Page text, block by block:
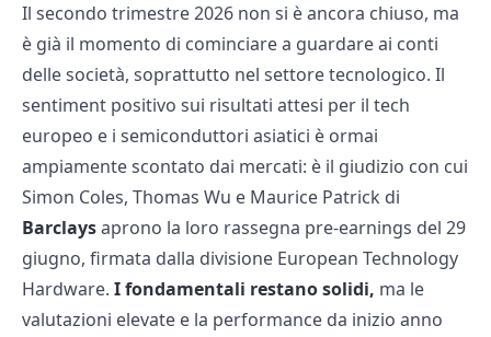
Il secondo trimestre 2026 non si è ancora chiuso, ma
è già il momento di cominciare a guardare ai conti
delle società, soprattutto nel settore tecnologico. Il
sentiment positivo sui risultati attesi per il tech
europeo e i semiconduttori asiatici è ormai
ampiamente scontato dai mercati: è il giudizio con cui
Simon Coles, Thomas Wu e Maurice Patrick di
Barclaysaprono la loro rassegna pre-earnings del 29
giugno, firmata dalla divisione European Technology
Hardware. I fondamentali restano solidi, ma le
valutazioni elevate e la performance da inizio anno